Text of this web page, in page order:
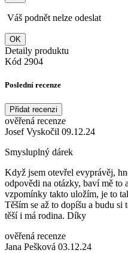
Váš podnět nelze odeslat
OK
Detaily produktu
Kód 2904
Poslední recenze
Přidat recenzi
ověřená recenze
Josef Vyskočil 09.12.24
Smysluplný dárek
Když jsem otevřel evyprávěj,
odpovědi na otázky, baví mě to
vzpomínky takto uložím, je to
Těším se až to dopíšu a budu si
těší i má rodina. Díky
ověřená recenze
Jana Pešková 03.12.24